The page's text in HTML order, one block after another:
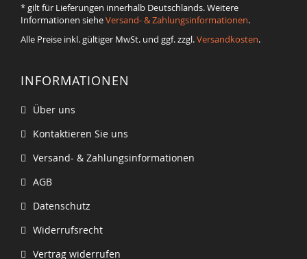
* gilt für Lieferungen innerhalb Deutschlands. Weitere
Informationen sieheVersand- & Zahlungsinformationen.
Alle Preise inkl. gültiger MwSt. und ggf. zzgl.Versandkosten.
INFORMATIONEN
Über uns
Kontaktieren Sie uns
Versand- & Zahlungsinformationen
AGB
Datenschutz
Widerrufsrecht
Vertrag widerrufen